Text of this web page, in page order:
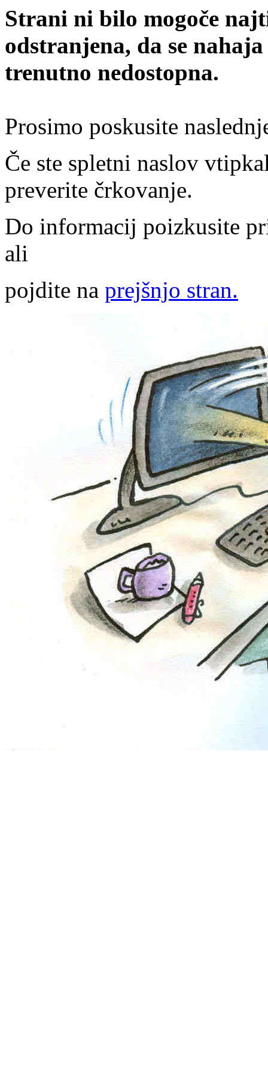
Strani ni bilo mogoče
odstranjena, da se
trenutno nedostopna.
Prosimo poskusite
Če ste spletni naslov
preverite črkovanje.
Do informacij poizkusite
ali
pojdite na prejšnjo stran.